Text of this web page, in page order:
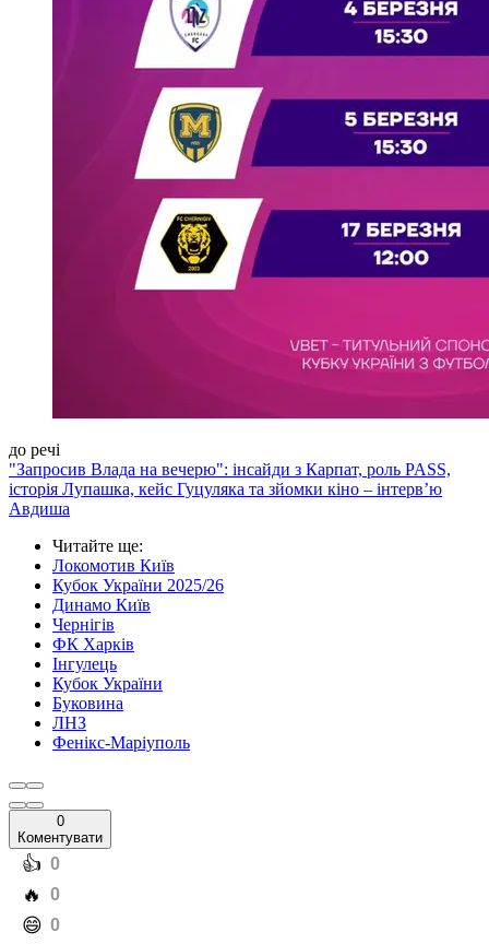
до речі
"Запросив Влада на вечерю": інсайди з Карпат, роль PASS,
історія Лупашка, кейс Гуцуляка та зйомки кіно – інтерв’ю
Авдиша
Читайте ще:
Локомотив Київ
Кубок України 2025/26
Динамо Київ
Чернігів
ФК Харків
Інгулець
Кубок України
Буковина
ЛНЗ
Фенікс-Маріуполь
0
Коментувати
️👍 0
️🔥 0
️😄 0